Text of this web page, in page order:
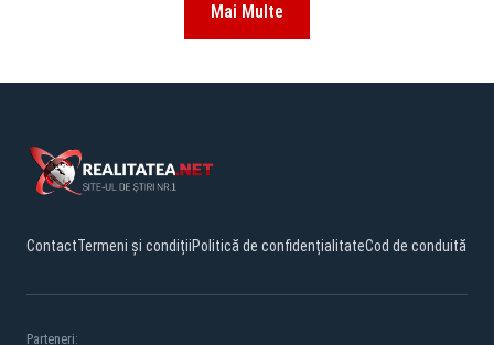
Mai Multe
ContactTermeni și condițiiPolitică de confidențialitateCod de conduită
Parteneri: